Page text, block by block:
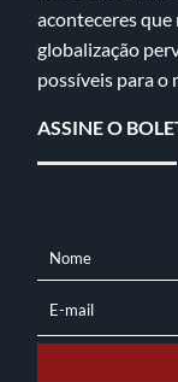
aconteceres que
globalização
possíveis para o
ASSINE O
NOME
Nome
MAIL
E-mail